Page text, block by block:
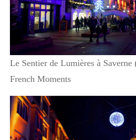
Le Sentier de Lumières à Saverne
French Moments